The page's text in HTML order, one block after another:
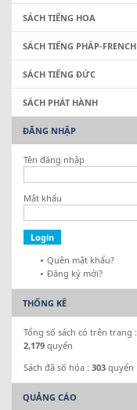
SÁCH TIẾNG HOA
SÁCH TIẾNG PHÁP-FRENCH
SÁCH TIẾNG ĐỨC
SÁCH PHÁT HÀNH
ĐĂNG NHẬP
Tên đăng nhập
Mật khẩu
Quên mật khẩu?
Đăng ký mới?
THỐNG KÊ
Tổng số sách có trên trang :
2,179 quyển
Sách đã số hóa : 303 quyển
QUẢNG CÁO